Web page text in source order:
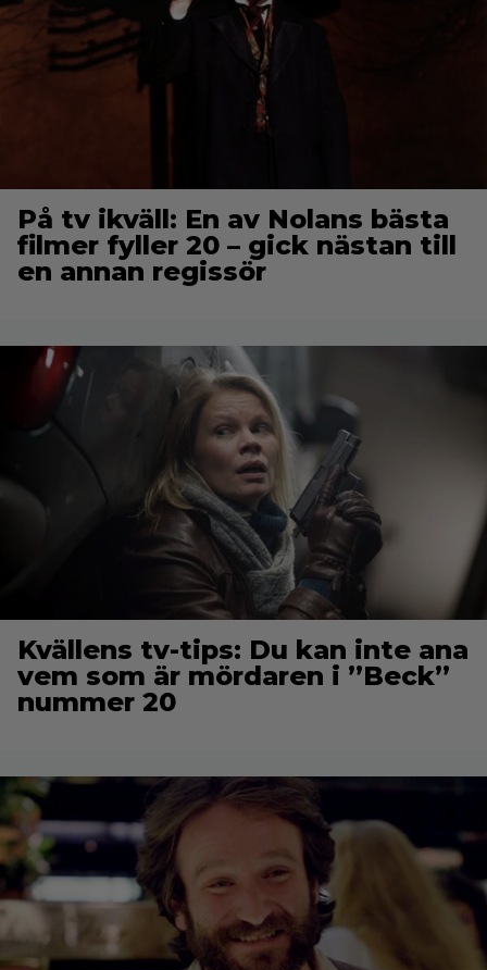
På tv ikväll: En av Nolans bästa
filmer fyller 20 – gick nästan till
en annan regissör
Kvällens tv-tips: Du kan inte ana
vem som är mördaren i ”Beck”
nummer 20